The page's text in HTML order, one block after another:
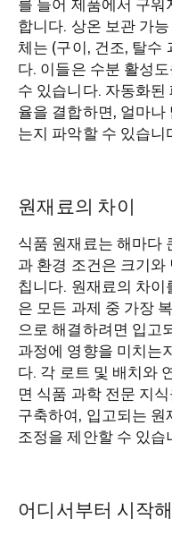
를 들어 제품에서 구
합니다. 상온 보관 가
체는 (구이, 건조, 탈수
다. 이들은 수분 활성
수 있습니다. 자동화
율을 결합하면, 얼마
는지 파악할 수 있습니
원재료의 차이
식품 원재료는 해마다
과 환경 조건은 크기와
칩니다. 원재료의 차
은 모든 과제 중 가장
으로 해결하려면 입고
과정에 영향을 미치는
다. 각 로트 및 배치와
면 식품 과학 전문 지
구축하여, 입고되는
조정을 제안할 수 있습
어디서부터 시작